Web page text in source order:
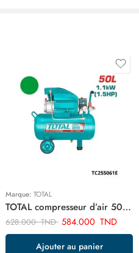
Marque: TOTAL
TOTAL compresseur d’air 50 litre TC255061E
628.000TND 584.000 TND
Ajouter au panier